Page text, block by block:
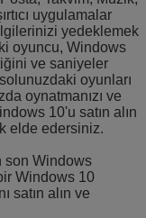
uygulamalar
yedeklemek
oyuncu, Windows
ve saniyeler
oyunları
oynatmanızı ve
10'u satın alın
elde edersiniz.
son Windows
Windows 10
satın alın ve